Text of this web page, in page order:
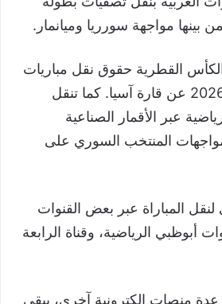
القطرية حقوق نقل مباريات
تصفيات كأس العالم 2026 عن قارة آسيا. كما تنقل
عبر الأقمار الصناعية
المنتخب السوري على
المباراة عبر بعض القنوات
أبوظبي الرياضية، وقناة الرابعة
عدة منصات الكترونية آخرى، يبقى